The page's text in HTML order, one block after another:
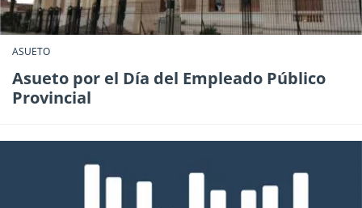
ASUETO
Asueto por el Día del Empleado Público
Provincial